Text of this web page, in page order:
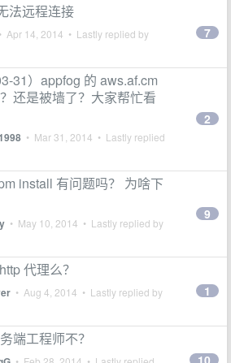
法远程连接
• Apr 14, 2014 • Lastly replied by 7
31）appfog 的 aws.af.cm
还是被墙了？大家帮忙看
• Mar 31, 2014 • Lastly replied
2
install 有问题吗？ 为啥下
• May 10, 2014 • Lastly replied by
9
代理么？
• Aug 4, 2014 • Lastly replied by 1
端工程师不？
10